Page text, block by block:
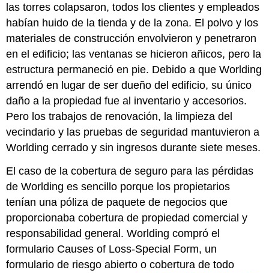
las torres colapsaron, todos los clientes y empleados
habían huido de la tienda y de la zona. El polvo y los
materiales de construcción envolvieron y penetraron
en el edificio; las ventanas se hicieron añicos, pero la
estructura permaneció en pie. Debido a que Worlding
arrendó en lugar de ser dueño del edificio, su único
daño a la propiedad fue al inventario y accesorios.
Pero los trabajos de renovación, la limpieza del
vecindario y las pruebas de seguridad mantuvieron a
Worlding cerrado y sin ingresos durante siete meses.
El caso de la cobertura de seguro para las pérdidas
de Worlding es sencillo porque los propietarios
tenían una póliza de paquete de negocios que
proporcionaba cobertura de propiedad comercial y
responsabilidad general. Worlding compró el
formulario Causes of Loss-Special Form, un
formulario de riesgo abierto o cobertura de todo